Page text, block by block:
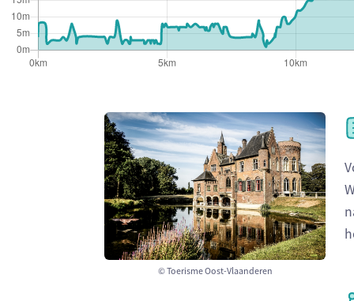
© Toerisme Oost-Vlaanderen